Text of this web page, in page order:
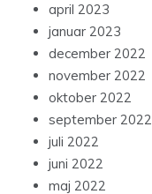
april 2023
januar 2023
december 2022
november 2022
oktober 2022
september 2022
juli 2022
juni 2022
maj 2022